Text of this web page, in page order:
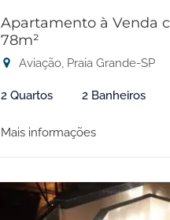
Apartamento à Venda
78m²
Aviação, Praia Grande-SP
2 Quartos 2 Banheiros
Mais informações